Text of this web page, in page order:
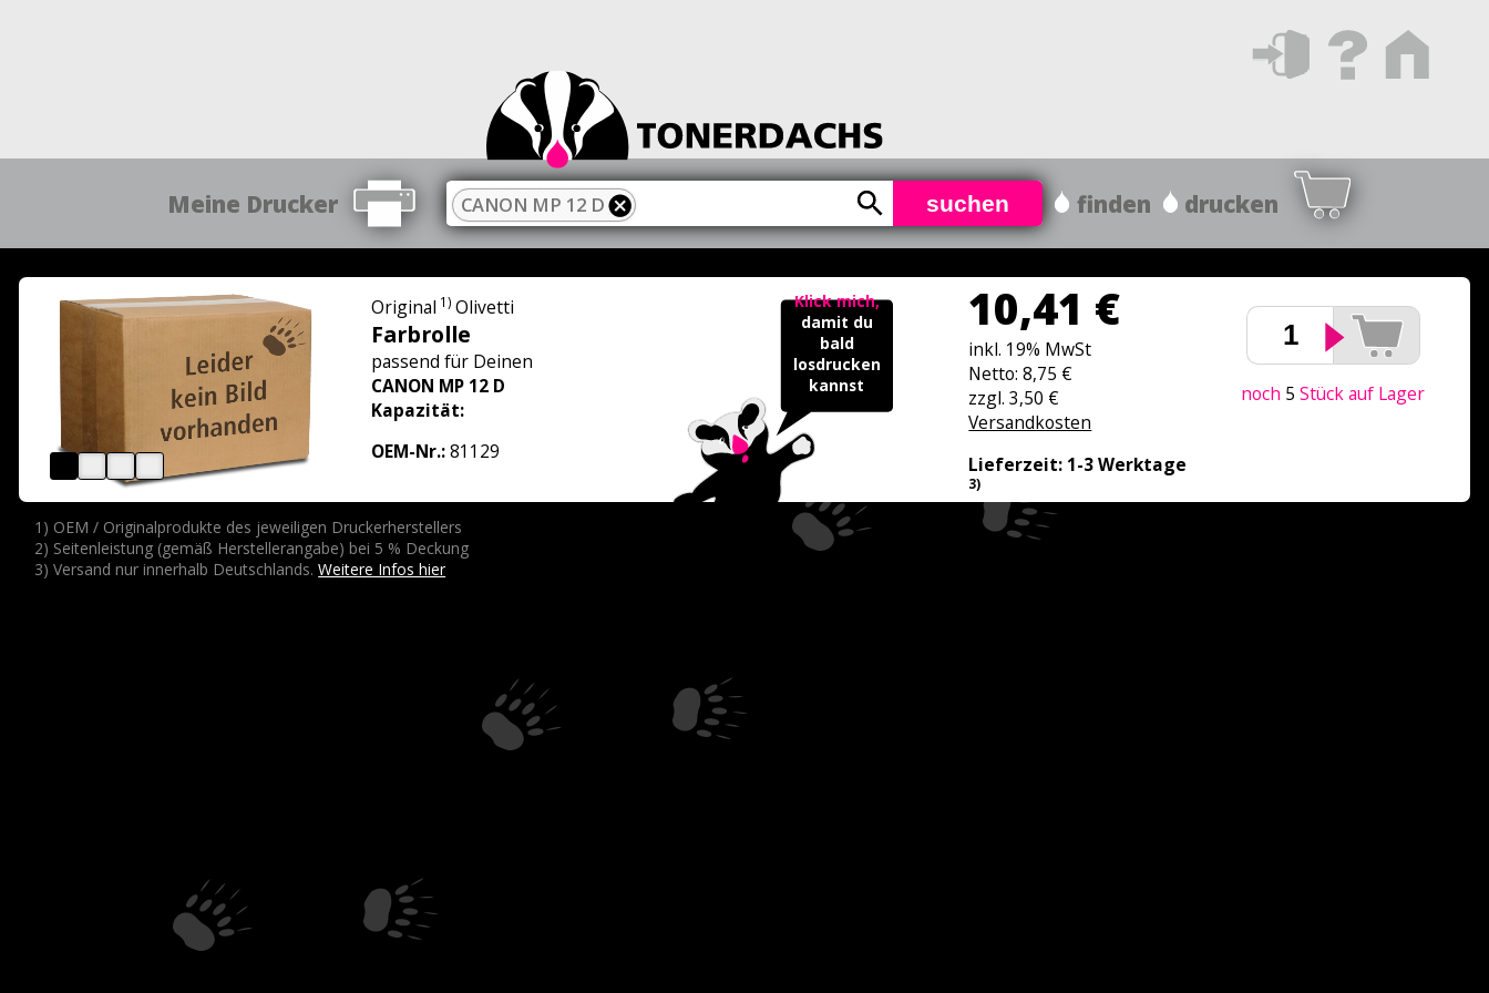
Meine Drucker CANON MP 12 D suchen finden drucken
Original 1) Olivetti
Farbrolle
passend für Deinen
CANON MP 12 D
Kapazität:
OEM-Nr.:81129
Klick mich,
damit du
bald
losdrucken
kannst
10,41 €
inkl. 19% MwSt
Netto: 8,75 €
zzgl. 3,50 €
Versandkosten
Lieferzeit: 1-3 Werktage
3)
noch 5Stück auf Lager
1) OEM / Originalprodukte des jeweiligen Druckerherstellers
2) Seitenleistung (gemäß Herstellerangabe) bei 5 % Deckung
3) Versand nur innerhalb Deutschlands.Weitere Infos hier